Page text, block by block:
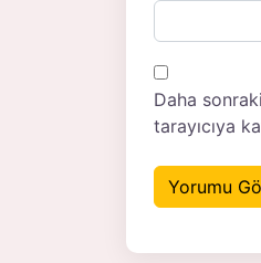
Daha
tarayıcıya